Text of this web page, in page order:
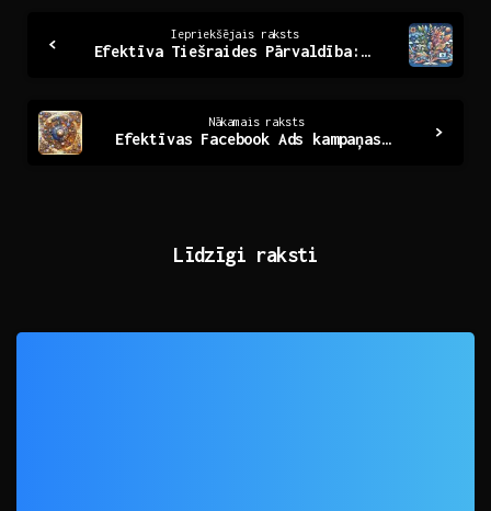
Reading
Iepriekšējais raksts
Efektīva Tiešraides Pārvaldība: Noslēpumi Panākumiem
Nākamais raksts
Efektīvas Facebook Ads kampaņas: Panākumi no A līdz Z
Līdzīgi raksti